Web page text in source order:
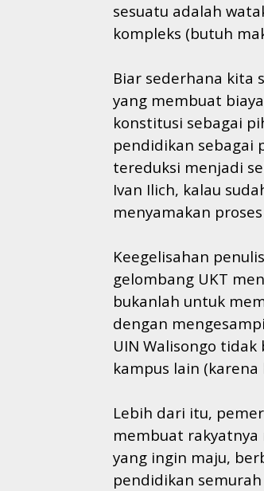
sesuatu adalah
kompleks (butuh
Biar sederhana kita
yang membuat
konstitusi sebagai
pendidikan sebagai
tereduksi menjadi
Ivan Ilich, kalau
menyamakan
Keegelisahan
gelombang UKT
bukanlah untuk
dengan
UIN Walisongo
kampus lain
Lebih dari itu,
membuat rakyatnya
yang ingin maju,
pendidikan